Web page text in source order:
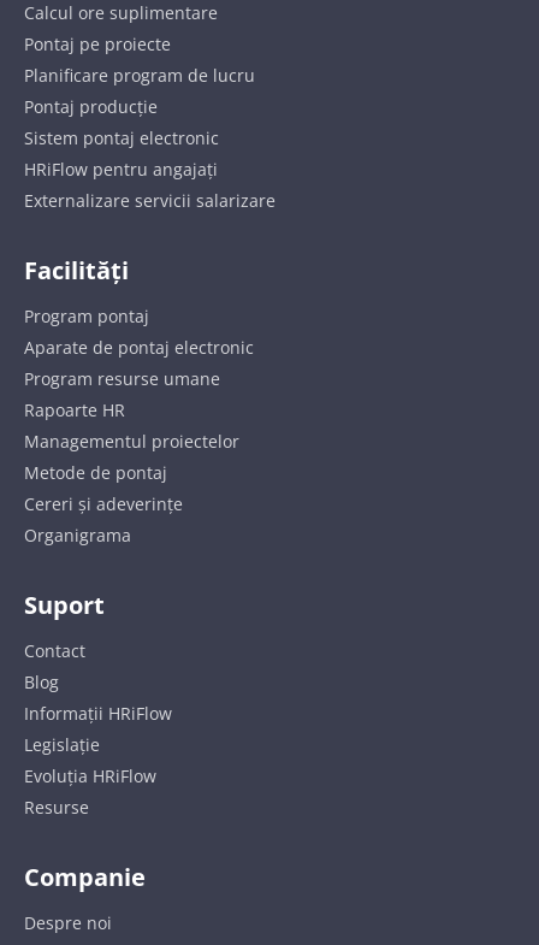
Calcul ore suplimentare
Pontaj pe proiecte
Planificare program de lucru
Pontaj producție
Sistem pontaj electronic
HRiFlow pentru angajați
Externalizare servicii salarizare
Facilități
Program pontaj
Aparate de pontaj electronic
Program resurse umane
Rapoarte HR
Managementul proiectelor
Metode de pontaj
Cereri și adeverințe
Organigrama
Suport
Contact
Blog
Informații HRiFlow
Legislație
Evoluția HRiFlow
Resurse
Companie
Despre noi